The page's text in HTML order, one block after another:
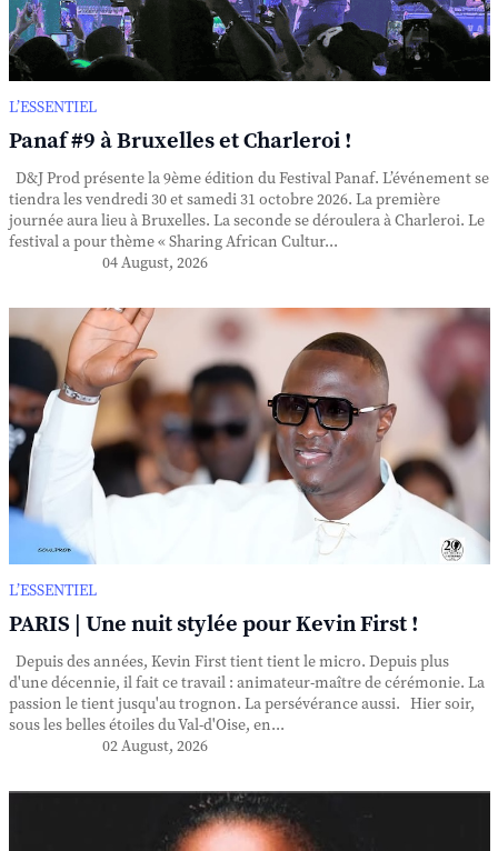
L’ESSENTIEL
Panaf #9 à Bruxelles et Charleroi !
D&J Prod présente la 9ème édition du Festival Panaf. L’événement se
tiendra les vendredi 30 et samedi 31 octobre 2026. La première
journée aura lieu à Bruxelles. La seconde se déroulera à Charleroi. Le
festival a pour thème « Sharing African Cultur...
04 August, 2026
L’ESSENTIEL
PARIS | Une nuit stylée pour Kevin First !
Depuis des années, Kevin First tient tient le micro. Depuis plus
d'une décennie, il fait ce travail : animateur-maître de cérémonie. La
passion le tient jusqu'au trognon. La persévérance aussi. Hier soir,
sous les belles étoiles du Val-d'Oise, en...
02 August, 2026